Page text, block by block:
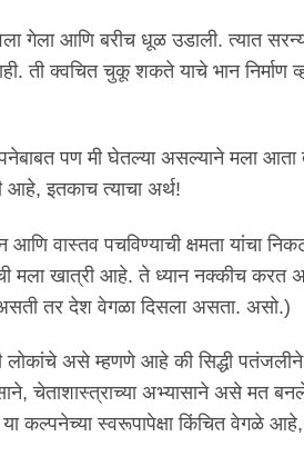
गेला आणि बरीच धूळ उडाली. त्यात
ती क्वचित चुकू शकते याचे भान निर्माण
पण मी घेतल्या असल्याने मला आता
आहे, इतकाच त्याचा अर्थ!
आणि वास्तव पचविण्याची क्षमता यांचा
मला खात्री आहे. ते ध्यान नक्कीच करत
तर देश वेगळा दिसला असता. असो.)
लोकांचे असे म्हणणे आहे की सिद्धी पतंजलीने
चेताशास्त्राच्या अभ्यासाने असे मत
कल्पनेच्या स्वरूपापेक्षा किंचित वेगळे